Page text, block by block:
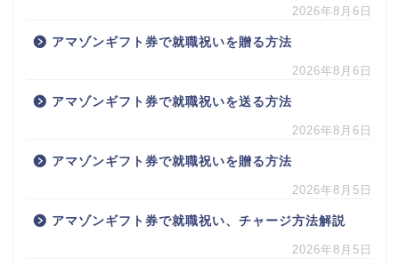
2026年8月6日
アマゾンギフト券で就職祝いを贈る方法
2026年8月6日
アマゾンギフト券で就職祝いを送る方法
2026年8月6日
アマゾンギフト券で就職祝いを贈る方法
2026年8月5日
アマゾンギフト券で就職祝い、チャージ方法解説
2026年8月5日